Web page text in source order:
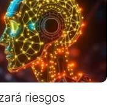
riesgos